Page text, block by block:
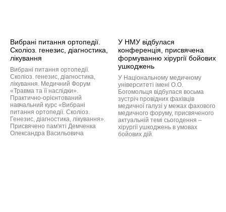
Вибрані питання ортопедії.
Сколіоз. генезис, діагностика,
лікування
Вибрані питання ортопедії.
Сколіоз. генезис, діагностика,
лікування. Медичний Форум
«Травма та її наслідки».
Практично-орієнтований
навчальний курс «Вибрані
питання ортопедії. Сколіоз.
Генезис, діагностика, лікування».
Присвячено пам'яті Демченка
Олександра Васильовича
У НМУ відбулася
конференція, присвячена
формуванню хірургії бойових
ушкоджень
У Національному медичному
університеті імені О.О.
Богомольця відбулася восьма
зустріч провідних фахівців
медичної галузі у межах фахового
медичного форуму, присвяченого
актуальній темі сьогодення –
хірургії ушкоджень в умовах
бойових дій.